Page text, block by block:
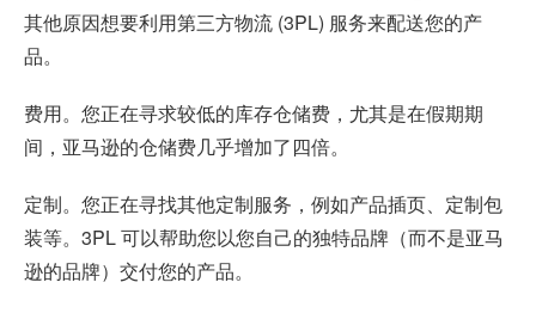
其他原因想要利用第三方物流 (3PL) 服务来配送您的产
品。
费用。您正在寻求较低的库存仓储费，尤其是在假期期
间，亚马逊的仓储费几乎增加了四倍。
定制。您正在寻找其他定制服务，例如产品插页、定制包
装等。3PL 可以帮助您以您自己的独特品牌（而不是亚马
逊的品牌）交付您的产品。